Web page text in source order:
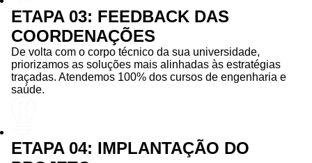
ETAPA 03: FEEDBACK DAS
COORDENAÇÕES
De volta com o corpo técnico da sua universidade,
priorizamos as soluções mais alinhadas às estratégias
traçadas. Atendemos 100% dos cursos de engenharia e
saúde.
ETAPA 04: IMPLANTAÇÃO DO